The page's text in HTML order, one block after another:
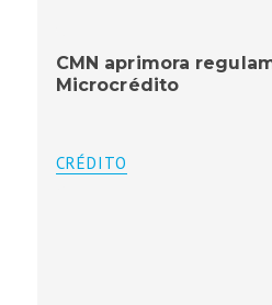
CMN aprimora
Microcrédito
CRÉDITO